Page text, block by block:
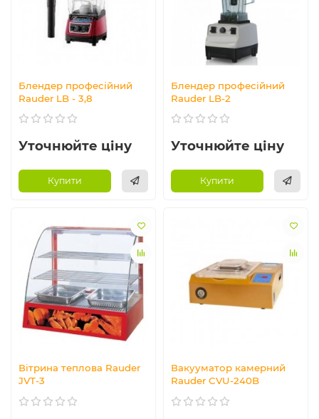
Блендер професійний
Rauder LB - 3,8
Уточнюйте ціну
Купити
Блендер професійний
Rauder LB-2
Уточнюйте ціну
Купити
Вітрина теплова Rauder
JVT-3
Вакууматор камерний
Rauder CVU-240B